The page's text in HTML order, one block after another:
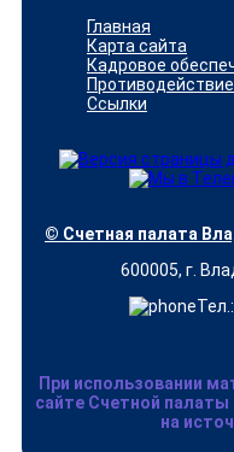
Главная
Карта сайта
Кадровое
Ссылки
© Счетная палата
600005, г.
При использовании
сайте Счетной
на